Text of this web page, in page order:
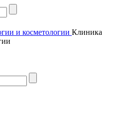
Клиника